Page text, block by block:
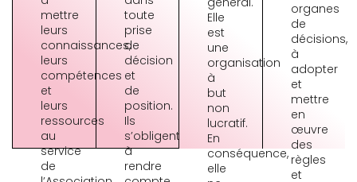
mettre
leurs
connaissances,
leurs
compétences
et
leurs
ressources
au
service
de
toute
prise
de
décision
et
de
position.
Ils
s’obligent
à
rendre
Elle
est
une
organisation
à
but
non
lucratif.
En
conséquence,
elle
organes
de
décisions,
à
adopter
et
mettre
en
œuvre
des
règles
et